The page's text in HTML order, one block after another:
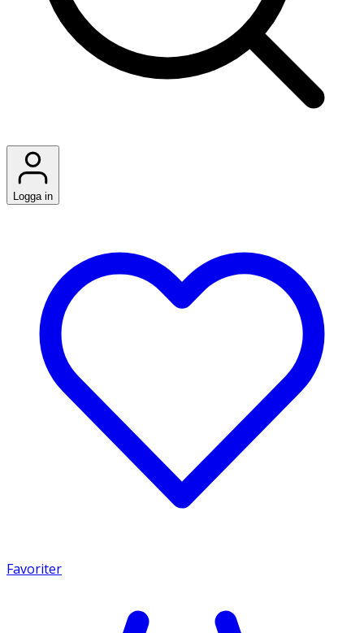
Logga in
Favoriter